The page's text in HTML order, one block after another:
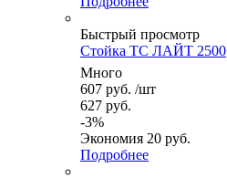
Быстрый просмотр
Стойка ТС ЛАЙТ 2500
Много
607 руб. /шт
627 руб.
-3%
Экономия 20 руб.
Подробнее